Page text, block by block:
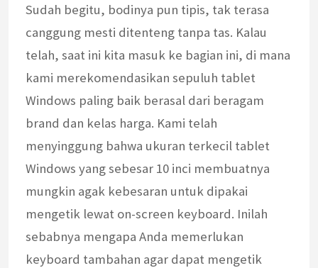
Sudah begitu, bodinya pun tipis, tak terasa
canggung mesti ditenteng tanpa tas. Kalau
telah, saat ini kita masuk ke bagian ini, di mana
kami merekomendasikan sepuluh tablet
Windows paling baik berasal dari beragam
brand dan kelas harga. Kami telah
menyinggung bahwa ukuran terkecil tablet
Windows yang sebesar 10 inci membuatnya
mungkin agak kebesaran untuk dipakai
mengetik lewat on-screen keyboard. Inilah
sebabnya mengapa Anda memerlukan
keyboard tambahan agar dapat mengetik